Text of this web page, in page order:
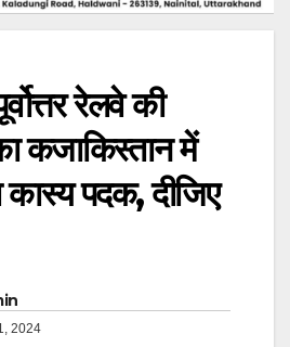
रेलवे की
कजाकिस्तान में
पदक, दीजिए
2024